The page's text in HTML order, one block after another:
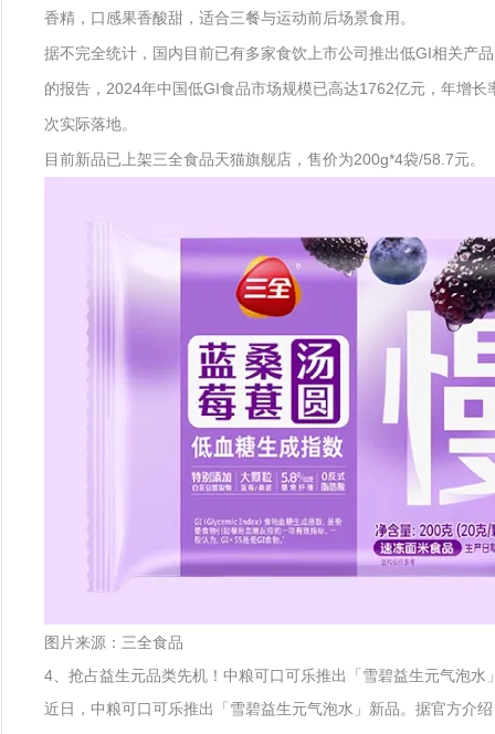
香精，口感果香酸甜，适合三餐与运动前后场景食用。
据不完全统计，国内目前已有多家食饮上市公司推出低GI相关产
的报告，2024年中国低GI食品市场规模已高达1762亿元，年增
次实际落地。
目前新品已上架三全食品天猫旗舰店，售价为200g*4袋/58.7元。
图片来源：三全食品
4、抢占益生元品类先机！中粮可口可乐推出「雪碧益生元气泡水
近日，中粮可口可乐推出「雪碧益生元气泡水」新品。据官方介